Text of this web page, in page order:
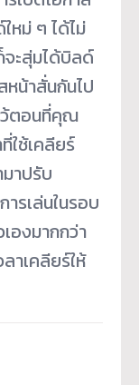
หม่ ๆ ได้ไม่
ะสุ่มได้บิลด์
น้าสั่นกันไป
ว้ตอนที่คุณ
ใช้เคลียร์
าปรับ
รเล่นในรอบ
องมากกว่า
าเคลียร์ให้